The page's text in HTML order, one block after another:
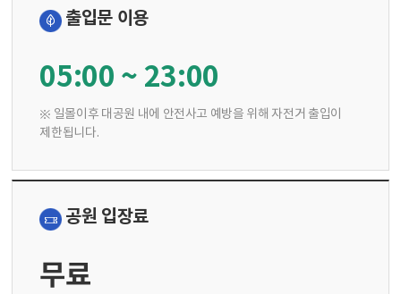
출입문 이용
05:00 ~ 23:00
※ 일몰이후 대공원 내에 안전사고 예방을 위해 자전거 출입이
제한됩니다.
공원 입장료
무료